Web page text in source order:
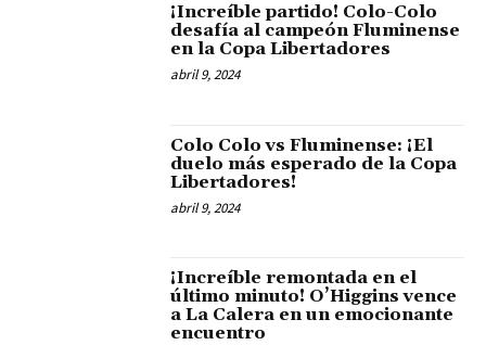
¡Increíble partido! Colo-Colo
desafía al campeón Fluminense
en la Copa Libertadores
abril 9, 2024
Colo Colo vs Fluminense: ¡El
duelo más esperado de la Copa
Libertadores!
abril 9, 2024
¡Increíble remontada en el
último minuto! O’Higgins vence
a La Calera en un emocionante
encuentro